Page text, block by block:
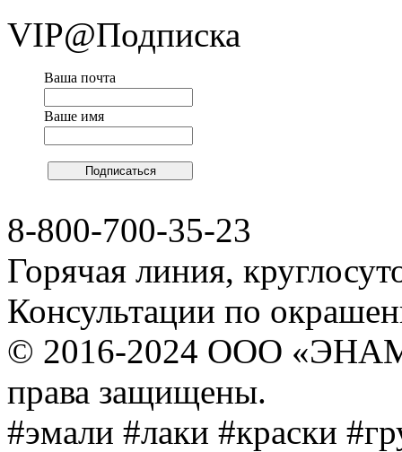
VIP@Подписка
Ваша почта
Ваше имя
8-800-700-35-23
Горячая линия,
Консультации по
© 2016-2024 ООО
права защищены.
#эмали #лаки #краски